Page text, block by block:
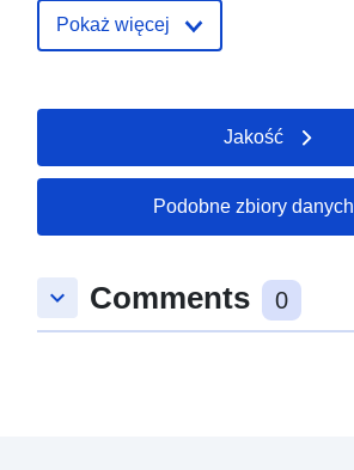
Pokaż więcej
Jakość
Podobne zbiory danych
keyboard_arrow_down Comments 0